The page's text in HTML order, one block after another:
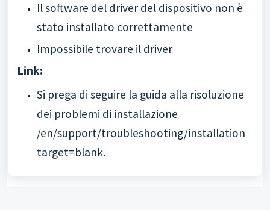
Il software del driver del dispositivo non è
stato installato correttamente
Impossibile trovare il driver
Link:
Si prega di seguire la guida alla risoluzione
dei problemi di installazione
/en/support/troubleshooting/installation
target=blank.